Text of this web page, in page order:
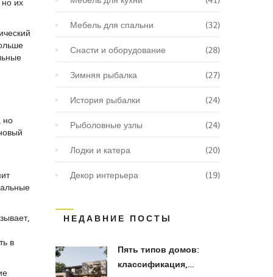
но
в
Мебель для спальни (32)
Снасти и оборудование (28)
Зимняя рыбалка (27)
История рыбалки (24)
Рыболовные узлы (24)
Лодки и катера (20)
Декор интерьера (19)
НЕДАВНИЕ ПОСТЫ
Пять типов домов:
классификация,